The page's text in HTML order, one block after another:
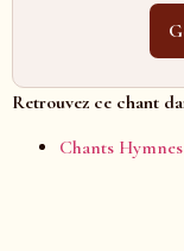
Retrouvez ce chant
Chants